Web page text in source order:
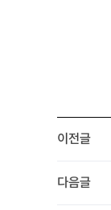
이전글
다음글